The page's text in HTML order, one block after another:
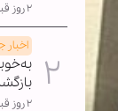
۲ روز قبل
اخبار
۲ روز قبل